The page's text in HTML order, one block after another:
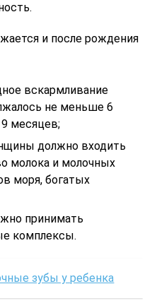
и после рождения
вскармливание
не меньше 6
месяцев;
должно входить
молока и молочных
моря, богатых
принимать
комплексы.
зубы у ребенка